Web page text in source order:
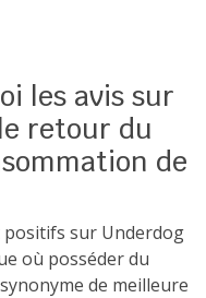
les avis sur
retour du
de
sur Underdog
où posséder du
de meilleure